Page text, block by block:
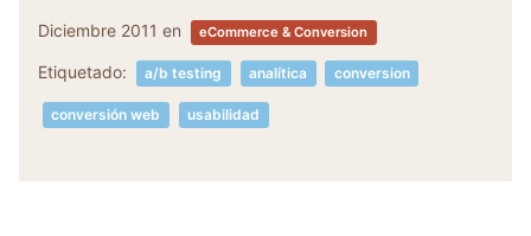
Diciembre 2011 en eCommerce & Conversion
Etiquetado: a/b testing analítica conversion
conversión web usabilidad